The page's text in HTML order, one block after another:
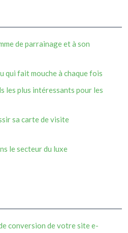
de parrainage et à son
qui fait mouche à chaque fois
les plus intéressants pour les
sa carte de visite
le secteur du luxe
conversion de votre site e-